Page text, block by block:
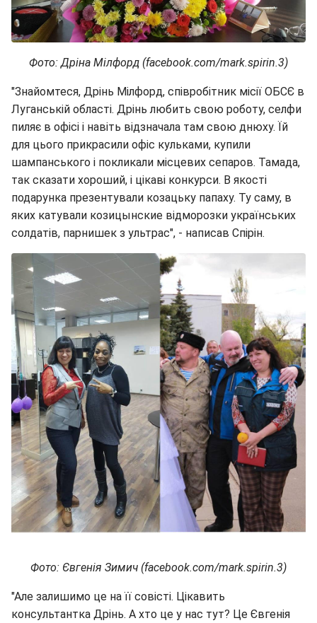
Фото: Дріна Мілфорд (facebook.com/mark.spirin.3)
"Знайомтеся, Дрінь Мілфорд, співробітник місії ОБСЄ в
Луганській області. Дрінь любить свою роботу, селфи
пиляє в офісі і навіть відзначала там свою днюху. Їй
для цього прикрасили офіс кульками, купили
шампанського і покликали місцевих сепаров. Тамада,
так сказати хороший, і цікаві конкурси. В якості
подарунка презентували козацьку папаху. Ту саму, в
яких катували козицынские відморозки українських
солдатів, парнишек з ультрас", - написав Спірін.
Фото: Євгенія Зимич (facebook.com/mark.spirin.3)
"Але залишимо це на її совісті. Цікавить
консультантка Дрінь. А хто це у нас тут? Це Євгенія